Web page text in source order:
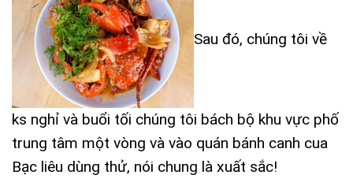
Sau đó, chúng tôi về
ks nghỉ và buổi tối chúng tôi bách bộ khu vực phố
trung tâm một vòng và vào quán bánh canh cua
Bạc liêu dùng thử, nói chung là xuất sắc!